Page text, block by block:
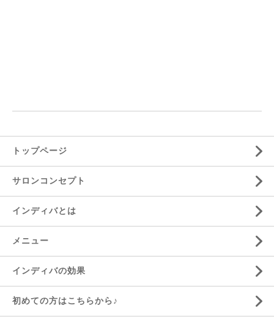
トップページ
サロンコンセプト
インディバとは
メニュー
インディバの効果
初めての方はこちらから♪